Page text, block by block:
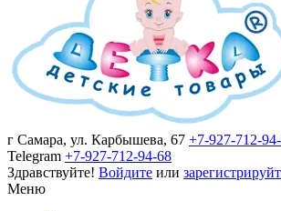
г Самара, ул. Карбышева, 67 +7-927-712-
Telegram +7-927-712-94-68
Здравствуйте! Войдите или
Меню